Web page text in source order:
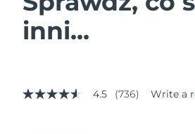
inni...
4.5
4.5 (736) Write a